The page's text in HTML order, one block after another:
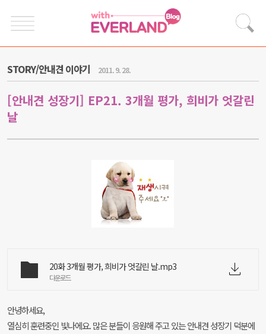
STORY/안내견 이야기 2011. 9. 28.
[안내견 성장기] EP21. 3개월 평가, 희비가 엇갈린
날
20화 3개월 평가, 희비가 엇갈린 날.mp3
다운로드
안녕하세요,
열심히 훈련중인 빛나에요. 많은 분들이 응원해 주고 있는 안내견 성장기 덕분에